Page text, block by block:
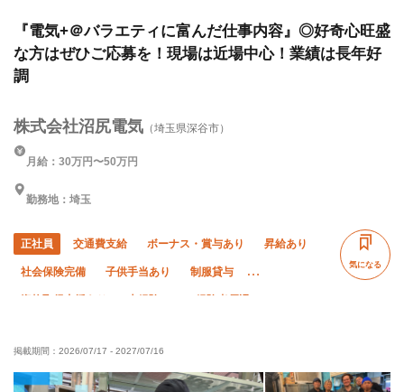
『電気+＠バラエティに富んだ仕事内容』◎好奇心旺盛
な方はぜひご応募を！現場は近場中心！業績は長年好
調
株式会社沼尻電気 （埼玉県深谷市）
月給：30万円〜50万円
勤務地：埼玉
正社員 交通費支給 ボーナス・賞与あり 昇給あり
社会保険完備 子供手当あり 制服貸与
夏季休暇 直帰・直行OK
車・バイク通勤OK 転勤なし
気になる
掲載期間： 2026/07/17 - 2027/07/16